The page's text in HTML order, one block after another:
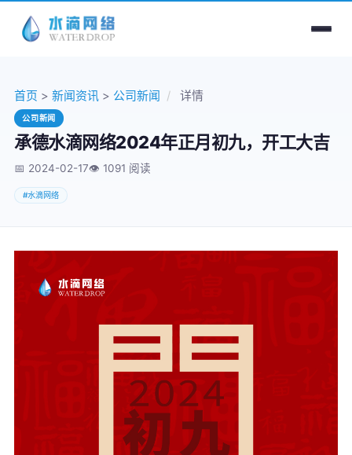
首页 > 新闻资讯 > 公司新闻 / 详情
公司新闻
承德水滴网络2024年正月初九，开工大吉
📅 2024-02-17👁️ 1091 阅读
#水滴网络